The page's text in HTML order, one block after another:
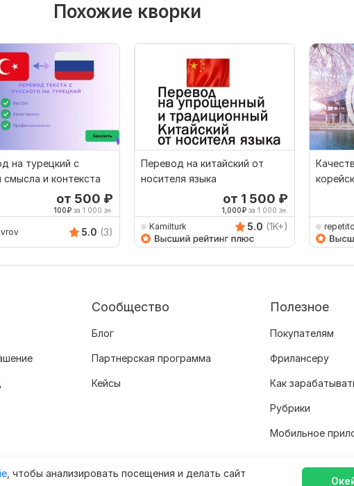
Похожие кворки
на турецкий с
смысла и контекста
от 500 ₽
100₽ за 1 000 зн.
5.0 (3)
Перевод на китайский от
носителя языка
от 1 500 ₽
1,000₽ за 1 000 зн.
Kamilturk 5.0 (1K+)
, чтобы анализировать посещения и делать сайт
Сообщество
Блог
Партнерская программа
Кейсы
Полезное
Покупателям
Фрилансеру
Как
Рубрики
Мобильное